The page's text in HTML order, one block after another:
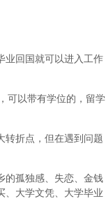
业回国就可以进入工作
可以带有学位的，留学
转折点，但在遇到问题
的孤独感、失恋、金钱
、大学文凭、大学毕业